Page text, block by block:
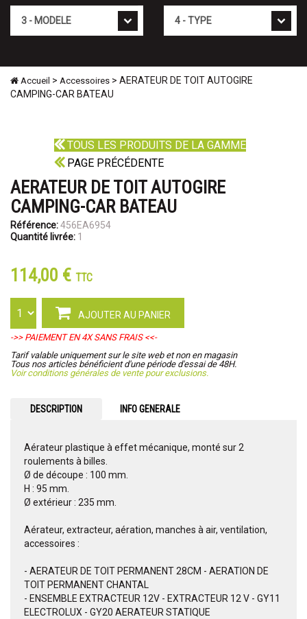
Accueil > Accessoires > AERATEUR DE TOIT AUTOGIRE
CAMPING-CAR BATEAU
TOUS LES PRODUITS DE LA GAMME
PAGE PRÉCÉDENTE
AERATEUR DE TOIT AUTOGIRE
CAMPING-CAR BATEAU
Référence:456EA6954
Quantité livrée: 1
114,00 € TTC
AJOUTER AU PANIER
->> PAIEMENT EN 4X SANS FRAIS <<-
Tarif valable uniquement sur le site web et non en magasin
Tous nos articles bénéficient d'une période d'essai de 48H.
Voir conditions générales de vente pour exclusions.
DESCRIPTION INFO GENERALE
Aérateur plastique à effet mécanique, monté sur 2
roulements à billes.
Ø de découpe : 100 mm.
H : 95 mm.
Ø extérieur : 235 mm.
Aérateur, extracteur, aération, manches à air, ventilation,
accessoires :
- AERATEUR DE TOIT PERMANENT 28CM - AERATION DE
TOIT PERMANENT CHANTAL
- ENSEMBLE EXTRACTEUR 12V - EXTRACTEUR 12 V - GY11
ELECTROLUX - GY20 AERATEUR STATIQUE